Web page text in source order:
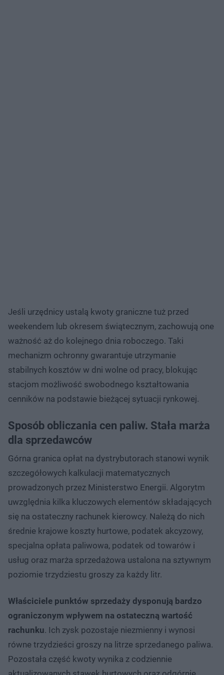
Jeśli urzędnicy ustalą kwoty graniczne tuż przed
weekendem lub okresem świątecznym, zachowują one
ważność aż do kolejnego dnia roboczego. Taki
mechanizm ochronny gwarantuje utrzymanie
stabilnych kosztów w dni wolne od pracy, blokując
stacjom możliwość swobodnego kształtowania
cenników na podstawie bieżącej sytuacji rynkowej.
Sposób obliczania cen paliw. Stała marża
dla sprzedawców
Górna granica opłat na dystrybutorach stanowi wynik
szczegółowych kalkulacji matematycznych
prowadzonych przez Ministerstwo Energii. Algorytm
uwzględnia kilka kluczowych elementów składających
się na ostateczny rachunek kierowcy. Należą do nich
średnie krajowe koszty hurtowe, podatek akcyzowy,
specjalna opłata paliwowa, podatek od towarów i
usług oraz marża sprzedażowa ustalona na sztywnym
poziomie trzydziestu groszy za każdy litr.
Właściciele punktów sprzedaży dysponują bardzo
ograniczonym wpływem na ostateczną wartość
rachunku. Ich zysk pozostaje niezmienny i wynosi
równe trzydzieści groszy na litrze sprzedanego paliwa.
Pozostała część kwoty wynika z codziennie